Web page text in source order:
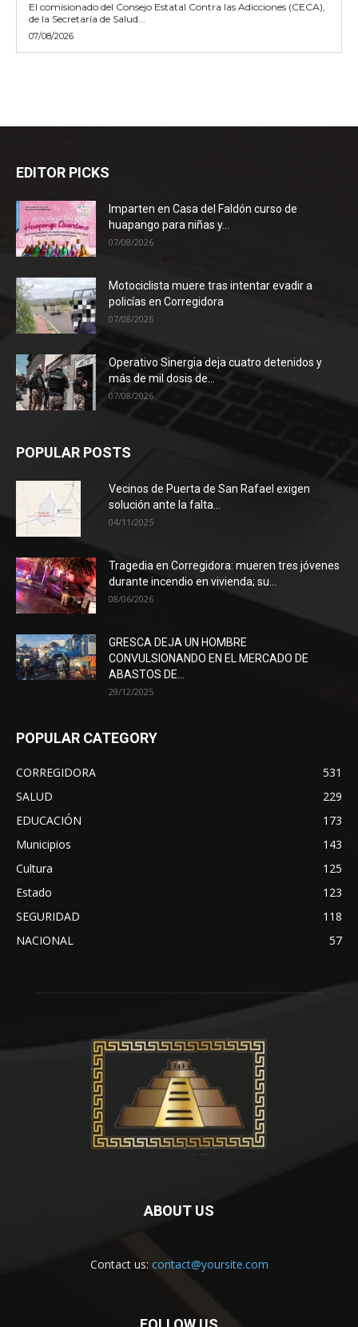
El comisionado del Consejo Estatal Contra las Adicciones (CECA),
de la Secretaría de Salud...
07/08/2026
EDITOR PICKS
Imparten en Casa del Faldón curso de
huapango para niñas y...
07/08/2026
Motociclista muere tras intentar evadir a
policías en Corregidora
07/08/2026
Operativo Sinergia deja cuatro detenidos y
más de mil dosis de...
07/08/2026
POPULAR POSTS
Vecinos de Puerta de San Rafael exigen
solución ante la falta...
04/11/2025
Tragedia en Corregidora: mueren tres jóvenes
durante incendio en vivienda; su...
08/06/2026
GRESCA DEJA UN HOMBRE
CONVULSIONANDO EN EL MERCADO DE
ABASTOS DE...
29/12/2025
POPULAR CATEGORY
CORREGIDORA
531
SALUD
229
EDUCACIÓN
173
Municipios
143
Cultura
125
Estado
123
SEGURIDAD
118
NACIONAL
57
ABOUT US
Contact us: contact@yoursite.com